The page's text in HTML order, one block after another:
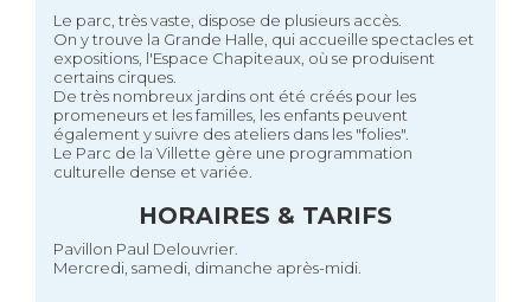
Le parc, très vaste, dispose de plusieurs accès.
On y trouve la Grande Halle, qui accueille spectacles et
expositions, l'Espace Chapiteaux, où se produisent
certains cirques.
De très nombreux jardins ont été créés pour les
promeneurs et les familles, les enfants peuvent
également y suivre des ateliers dans les "folies".
Le Parc de la Villette gère une programmation
culturelle dense et variée.
HORAIRES & TARIFS
Pavillon Paul Delouvrier.
Mercredi, samedi, dimanche après-midi.